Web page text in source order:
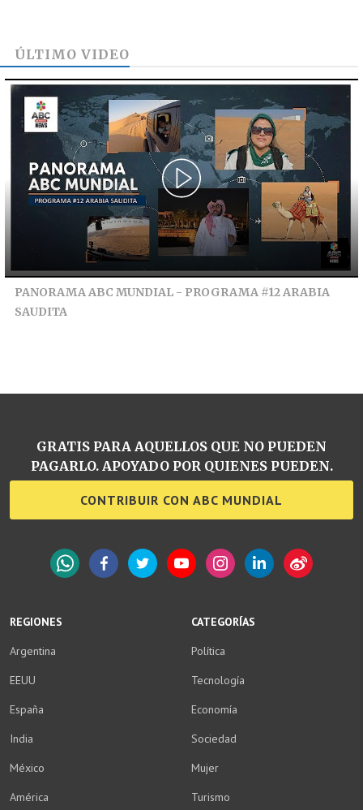
ÚLTIMO VIDEO
PANORAMA ABC MUNDIAL - PROGRAMA #12 ARABIA
SAUDITA
REGIONES
Argentina
EEUU
España
India
México
América
CATEGORÍAS
Política
Tecnología
Economía
Sociedad
Mujer
Turismo
GRATIS PARA AQUELLOS QUE NO PUEDEN
PAGARLO. APOYADO POR QUIENES PUEDEN.
CONTRIBUIR CON ABC MUNDIAL